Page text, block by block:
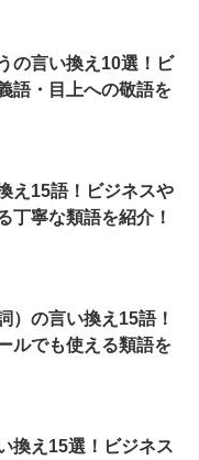
の言い換え10選！ビ
語・目上への敬語を
え15語！ビジネスや
丁寧な類語を紹介！
）の言い換え15語！
ルでも使える類語を
換え15選！ビジネス